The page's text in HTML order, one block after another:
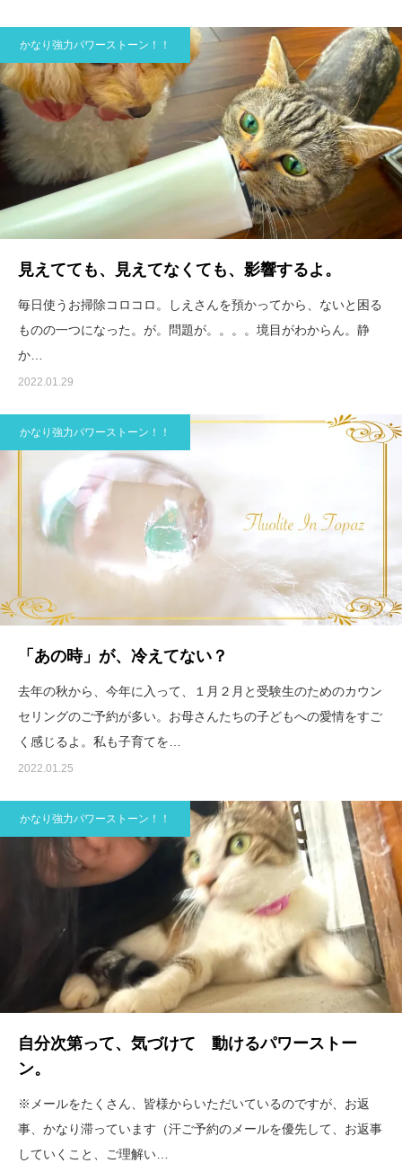
かなり強力パワーストーン！！
見えてても、見えてなくても、影響するよ。
毎日使うお掃除コロコロ。しえさんを預かってから、ないと困る
ものの一つになった。が。問題が。。。。境目がわからん。静
か…
2022.01.29
かなり強力パワーストーン！！
「あの時」が、冷えてない？
去年の秋から、今年に入って、１月２月と受験生のためのカウン
セリングのご予約が多い。お母さんたちの子どもへの愛情をすご
く感じるよ。私も子育てを…
2022.01.25
かなり強力パワーストーン！！
自分次第って、気づけて 動けるパワーストー
ン。
※メールをたくさん、皆様からいただいているのですが、お返
事、かなり滞っています（汗ご予約のメールを優先して、お返事
していくこと、ご理解い…